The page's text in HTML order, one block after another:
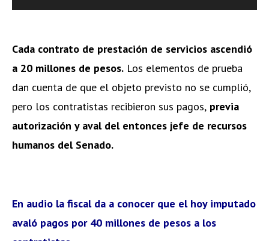
Cada contrato de prestación de servicios ascendió
a 20 millones de pesos. Los elementos de prueba
dan cuenta de que el objeto previsto no se cumplió,
pero los contratistas recibieron sus pagos, previa
autorización y aval del entonces jefe de recursos
humanos del Senado.
En audio la fiscal da a conocer que el hoy imputado
avaló pagos por 40 millones de pesos a los